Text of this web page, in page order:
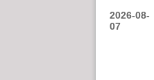
2026-08-
07